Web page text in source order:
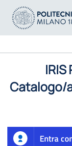
Catalogo/
Entra